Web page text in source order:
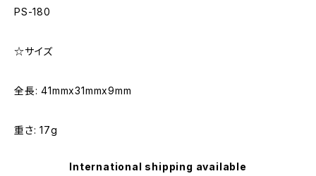
PS-180
☆サイズ
全長: 41mmx31mmx9mm
重さ: 17g
International shipping available